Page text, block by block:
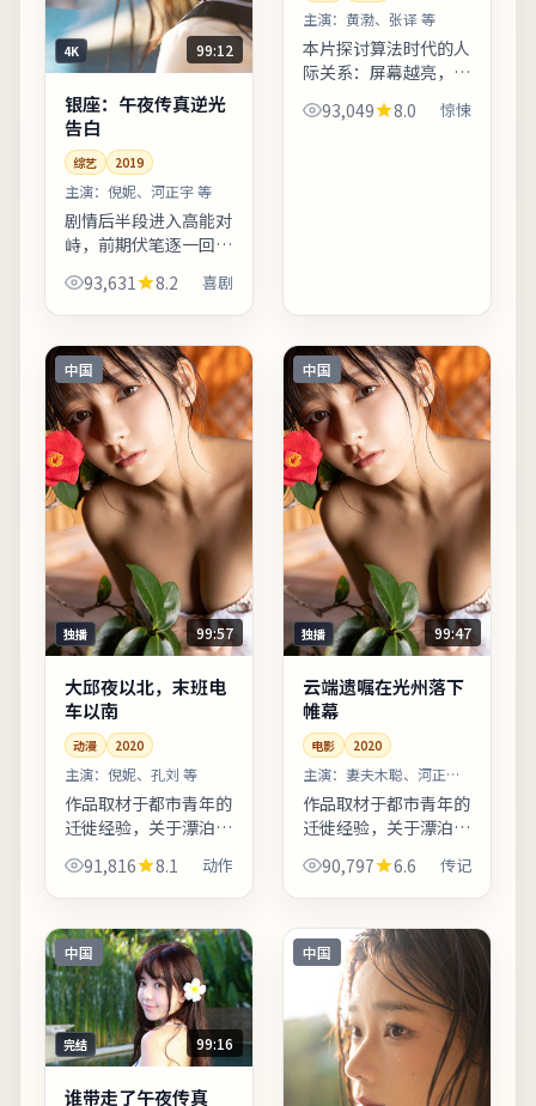
4K 99:12
银座：午夜传真逆光
告白
综艺 2019
主演： 倪妮、河正宇 等
剧情后半段进入高能对
峙，前期伏笔逐一回
收，观感紧凑。台词较
少堆砌口号，更多用具
冲突。欢迎在观影记录
里写下你的解读：同一
故事，...
93,631 8.2 喜剧
主演： 黄渤、张译 等
本片探讨算法时代的人
际关系：屏幕越亮，误
解越深。爱情线并非主
轴，却在关键时刻改变
93,049 8.0 惊悚
中国
独播 99:57
大邱夜以北，末班电
车以南
动漫 2020
主演： 倪妮、孔刘 等
作品取材于都市青年的
迁徙经验，关于漂泊、
归属与自我和解。亲情
线处理含蓄，几场餐桌
字幕包含幕后花絮名
单，影迷可向幕后岗位
致敬。...
91,816 8.1 动作
中国
独播 99:47
云端遗嘱在光州落下
帷幕
电影 2020
主演： 妻夫木聪、河正宇
等
作品取材于都市青年的
迁徙经验，关于漂泊、
归属与自我和解。人物
行走路线经过精心设
口象征抉择。整体来
看，这是一部类型元素
清晰、人...
90,797 6.6 传记
中国
完结 99:16
谁带走了午夜传真
中国